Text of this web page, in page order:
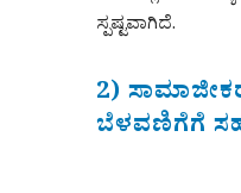
ಸ್ಪಷ್ಟವಾಗಿದೆ.
2)
ಬೆಳವಣಿಗೆಗೆ